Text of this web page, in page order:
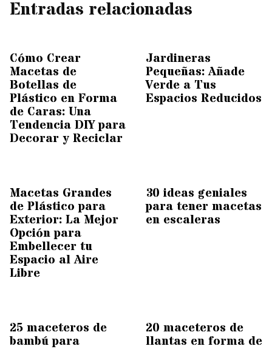
Entradas relacionadas
Cómo Crear
Macetas de
Botellas de
Plástico en Forma
de Caras: Una
Tendencia DIY para
Decorar y Reciclar
Jardineras
Pequeñas: Añade
Verde a Tus
Espacios Reducidos
Macetas Grandes
de Plástico para
Exterior: La Mejor
Opción para
Embellecer tu
Espacio al Aire
Libre
30 ideas geniales
para tener macetas
en escaleras
25 maceteros de
bambú para
20 maceteros de
llantas en forma de